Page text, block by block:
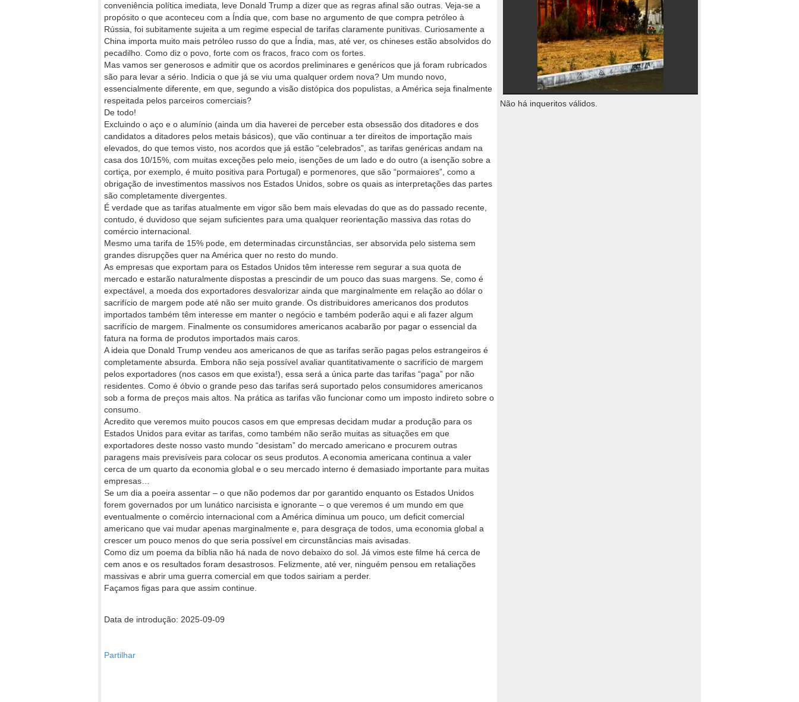
conveniência política imediata, leve Donald Trump a dizer que as regras afinal são outras. Veja-se a
propósito o que aconteceu com a Índia que, com base no argumento de que compra petróleo à
Rússia, foi subitamente sujeita a um regime especial de tarifas claramente punitivas. Curiosamente a
China importa muito mais petróleo russo do que a Índia, mas, até ver, os chineses estão absolvidos do
pecadilho. Como diz o povo, forte com os fracos, fraco com os fortes.
Mas vamos ser generosos e admitir que os acordos preliminares e genéricos que já foram rubricados
são para levar a sério. Indicia o que já se viu uma qualquer ordem nova? Um mundo novo,
essencialmente diferente, em que, segundo a visão distópica dos populistas, a América seja finalmente
respeitada pelos parceiros comerciais?
De todo!
Excluindo o aço e o alumínio (ainda um dia haverei de perceber esta obsessão dos ditadores e dos
candidatos a ditadores pelos metais básicos), que vão continuar a ter direitos de importação mais
elevados, do que temos visto, nos acordos que já estão “celebrados”, as tarifas genéricas andam na
casa dos 10/15%, com muitas exceções pelo meio, isenções de um lado e do outro (a isenção sobre a
cortiça, por exemplo, é muito positiva para Portugal) e pormenores, que são “pormaiores”, como a
obrigação de investimentos massivos nos Estados Unidos, sobre os quais as interpretações das partes
são completamente divergentes.
É verdade que as tarifas atualmente em vigor são bem mais elevadas do que as do passado recente,
contudo, é duvidoso que sejam suficientes para uma qualquer reorientação massiva das rotas do
comércio internacional.
Mesmo uma tarifa de 15% pode, em determinadas circunstâncias, ser absorvida pelo sistema sem
grandes disrupções quer na América quer no resto do mundo.
As empresas que exportam para os Estados Unidos têm interesse rem segurar a sua quota de
mercado e estarão naturalmente dispostas a prescindir de um pouco das suas margens. Se, como é
expectável, a moeda dos exportadores desvalorizar ainda que marginalmente em relação ao dólar o
sacrifício de margem pode até não ser muito grande. Os distribuidores americanos dos produtos
importados também têm interesse em manter o negócio e também poderão aqui e ali fazer algum
sacrifício de margem. Finalmente os consumidores americanos acabarão por pagar o essencial da
fatura na forma de produtos importados mais caros.
A ideia que Donald Trump vendeu aos americanos de que as tarifas serão pagas pelos estrangeiros é
completamente absurda. Embora não seja possível avaliar quantitativamente o sacrifício de margem
pelos exportadores (nos casos em que exista!), essa será a única parte das tarifas “paga” por não
residentes. Como é óbvio o grande peso das tarifas será suportado pelos consumidores americanos
sob a forma de preços mais altos. Na prática as tarifas vão funcionar como um imposto indireto sobre o
consumo.
Acredito que veremos muito poucos casos em que empresas decidam mudar a produção para os
Estados Unidos para evitar as tarifas, como também não serão muitas as situações em que
exportadores deste nosso vasto mundo “desistam” do mercado americano e procurem outras
paragens mais previsíveis para colocar os seus produtos. A economia americana continua a valer
cerca de um quarto da economia global e o seu mercado interno é demasiado importante para muitas
empresas…
Se um dia a poeira assentar – o que não podemos dar por garantido enquanto os Estados Unidos
forem governados por um lunático narcisista e ignorante – o que veremos é um mundo em que
eventualmente o comércio internacional com a América diminua um pouco, um deficit comercial
americano que vai mudar apenas marginalmente e, para desgraça de todos, uma economia global a
crescer um pouco menos do que seria possível em circunstâncias mais avisadas.
Como diz um poema da bíblia não há nada de novo debaixo do sol. Já vimos este filme há cerca de
cem anos e os resultados foram desastrosos. Felizmente, até ver, ninguém pensou em retaliações
massivas e abrir uma guerra comercial em que todos sairiam a perder.
Façamos figas para que assim continue.
Data de introdução: 2025-09-09
Partilhar
Não há inqueritos válidos.